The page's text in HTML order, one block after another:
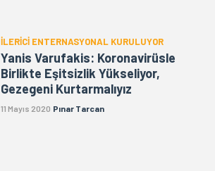
İLERİCİ ENTERNASYONAL KURULUYOR
Yanis Varufakis: Koronavirüsle
Birlikte Eşitsizlik Yükseliyor,
Gezegeni Kurtarmalıyız
11 Mayıs 2020 Pınar Tarcan